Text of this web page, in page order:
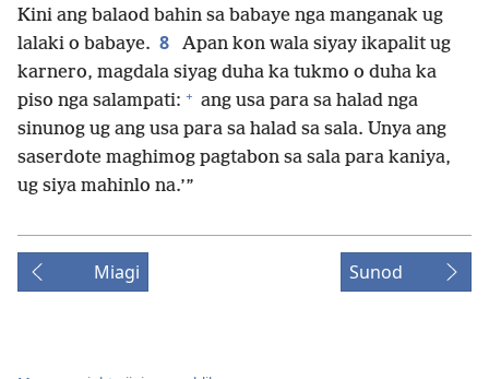
Kini ang balaod bahin sa babaye nga manganak ug
lalaki o babaye. 8
Apan kon wala siyay ikapalit ug
karnero, magdala siyag duha ka tukmo o duha ka
piso nga salampati: + ang usa para sa halad nga
sinunog ug ang usa para sa halad sa sala. Unya ang
saserdote maghimog pagtabon sa sala para kaniya,
ug siya mahinlo na.’”
Miagi Sunod